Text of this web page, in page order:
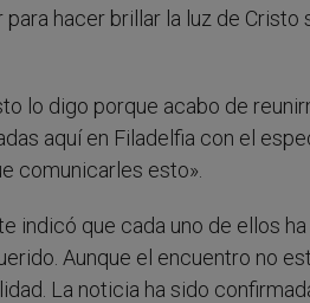
hacer brillar la luz de Cristo
lo digo porque acabo de
aquí en Filadelfia con el
comunicarles esto».
indicó que cada uno de ellos
Aunque el encuentro no
La noticia ha sido